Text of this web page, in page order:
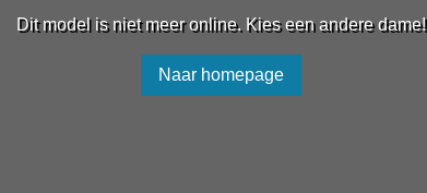
Dit model is niet meer online. Kies een andere dame!
Naar homepage